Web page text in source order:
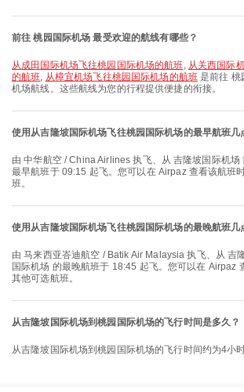
前往 桃园国际机场 最受欢迎的航线有哪些？
从成田国际机场飞往桃园国际机场的航班, 从关西国际
的航班, 从樟宜机场飞往桃园国际机场的航班是前往 桃
机场航线。这些航线为您的行程提供便捷的衔接。
使用从吉隆坡国际机场飞往桃园国际机场的最早航班几
由 中华航空 / China Airlines 执飞、从 吉隆坡国际机场 前往 桃园国际机场 的
最早航班于 09:15 起飞。您可以在 Airpaz 查看该航班
班。
使用从吉隆坡国际机场飞往桃园国际机场的最晚航班几
由 马来西亚峇迪航空 / Batik Air Malaysia 执飞、从 吉隆坡国际机场 前往 桃园
国际机场 的最晚航班于 18:45 起飞。您可以在 Airpaz
其他可选航班。
从吉隆坡国际机场到桃园国际机场的飞行时间是多久？
从吉隆坡国际机场到桃园国际机场的飞行时间约为4小